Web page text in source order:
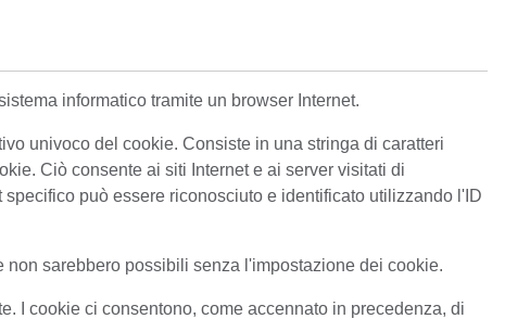
informatico tramite un browser Internet.
univoco del cookie. Consiste in una stringa di caratteri
Ciò consente ai siti Internet e ai server visitati di
può essere riconosciuto e identificato utilizzando l'ID
sarebbero possibili senza l'impostazione dei cookie.
I cookie ci consentono, come accennato in precedenza, di